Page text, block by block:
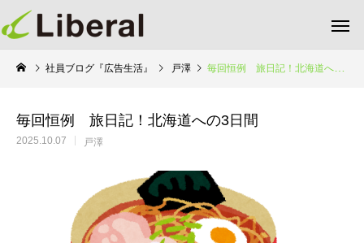
社員ブログ『広告生活』 戸澤 毎回恒例 旅日記！北海道への3日間
毎回恒例 旅日記！北海道への3日間
2025.10.07 戸澤